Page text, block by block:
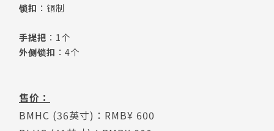
锁扣 ：铜制
手提把 ：1个
外侧锁扣 ：4个
售价：
BMHC (36英寸)：RMB¥ 600